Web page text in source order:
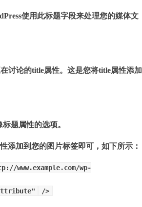
使用此标题字段来处理您的媒体文
讨论的title属性。这是您将title属性添
题属性的选项。
添加到您的图片标签即可，如下所示：
www.example.com/wp-
/>